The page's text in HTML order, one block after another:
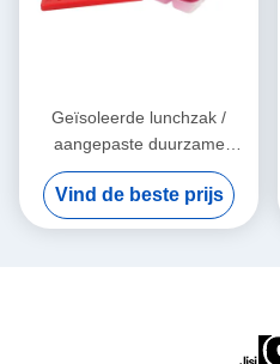
Geïsoleerde lunchzak /
aangepaste duurzame
herbruikbare
warmtepakketten voor
buitenactiviteiten
Vind de beste prijs